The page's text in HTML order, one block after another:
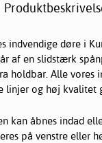
indvendige døre i
af en slidstærk
holdbar. Alle vores
linjer og høj kvalitet
kan åbnes indad
på venstre eller